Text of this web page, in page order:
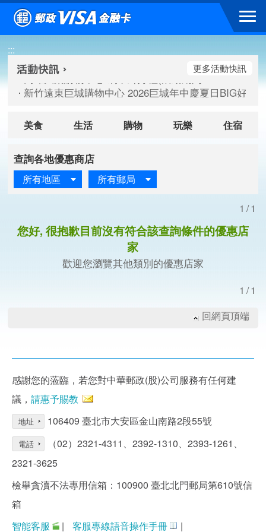
跳到主要內容區塊
:::
高雄大樂購物中心 刷卡郵好禮(活動期間：115/08/07-
臺北三創生活 有點東西第2波 刷卡郵好禮(活動期間：
高雄大樂購物中心 刷卡郵好禮(活動期間：115/08/07-
新竹遠東巨城購物中心 2026巨城年中慶夏日BIG好刷(
更多活動快訊
美食 生活 購物 玩樂 住宿
查詢各地優惠商店
所有地區 所有郵局
1/1
您好, 很抱歉目前沒有符合該查詢條件的優惠店
家
歡迎您瀏覽其他類別的優惠店家
1/1
回網頁頂端
感謝您的蒞臨，若您對中華郵政(股)公司服務有任何建
議， 請惠予賜教
地址 106409 臺北市大安區金山南路2段55號
電話
（02）2321-4311、2392-1310、2393-1261、
2321-3625
檢舉貪瀆不法專用信箱：100900 臺北北門郵局第610號信
箱
智能客服
| 客服專線語音操作手冊 |